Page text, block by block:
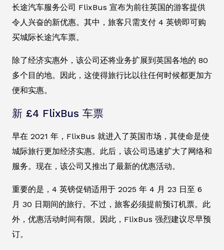
长途汽车服务公司 FlixBus 宣布为前往英国的游客提供
令人兴奋的新优惠。其中，旅客只需支付 4 英镑即可购
买城际长途汽车票。
除了经济实惠外，该公司还将业务扩展到英国各地的 80
多个目的地。因此，这使得旅行比以往任何时候都更加方
便和实惠。
新 £4 FlixBus 车票
早在 2021 年，FlixBus 就进入了英国市场，其使命是使
城际旅行更加经济实惠。此后，该公司迅速扩大了网络和
服务。现在，该公司又推出了最新的优惠活动。
重要的是，4 英镑促销适用于 2025 年 4 月 23 日至 6
月 30 日期间的旅行。不过，旅客必须提前预订机票。此
外，优惠活动时间有限。因此，FlixBus 强烈建议尽早预
订。